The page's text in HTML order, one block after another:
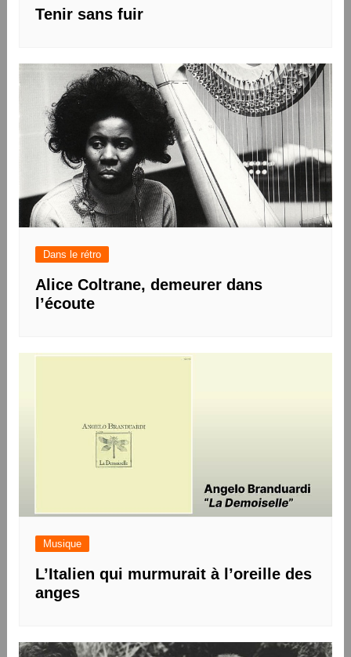
Tenir sans fuir
Dans le rétro
Alice Coltrane, demeurer dans
l’écoute
Musique
L’Italien qui murmurait à l’oreille des
anges